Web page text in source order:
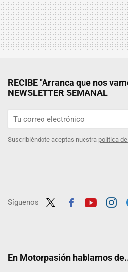
RECIBE "Arranca que nos
NEWSLETTER SEMANAL
Suscribiéndote aceptas nuestra política
Síguenos
En Motorpasión hablamos